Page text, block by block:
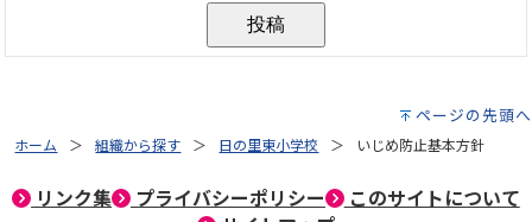
ページの先頭へ
ホーム 組織から探す 日の里東小学校 いじめ防止基本方針
リンク集 プライバシーポリシー
このサイトについて